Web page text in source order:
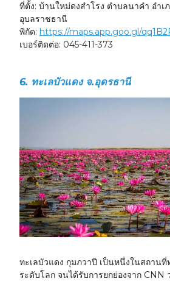
ที่ตั้ง: บ้านใหม่ดงสำโรง ตำบลนาคำ อำเ
อุบลราชธานี
พิกัด: https://maps.app.goo.gl/
เบอร์ติดต่อ: 045-411-373
6. ทะเลบัวแดง จ.อุดรธานี
ทะเลบัวแดง กุมภวาปี เป็นหนึ่งในสถานที่
ระดับโลก จนได้รับการยกย่องจาก CNN